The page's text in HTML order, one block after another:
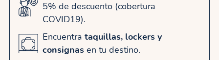
5% de descuento (cobertura
COVID19).
Encuentra taquillas, lockers y
consignas en tu destino.